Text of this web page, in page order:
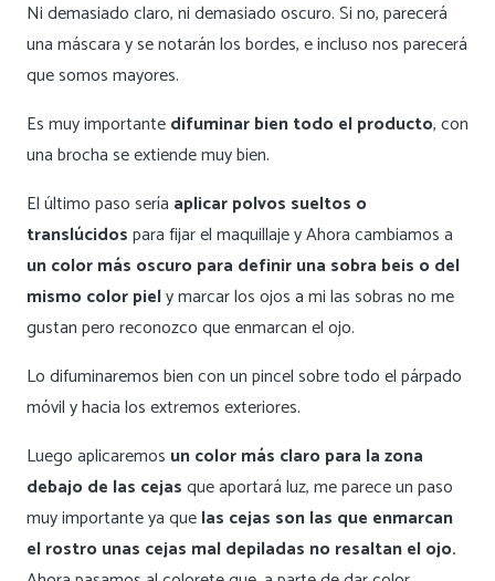
Ni demasiado claro, ni demasiado oscuro. Si no, parecerá
una máscara y se notarán los bordes, e incluso nos parecerá
que somos mayores.
Es muy importantedifuminar bien todo el producto, con
una brocha se extiende muy bien.
El último paso sería aplicar polvos sueltos o
translúcidospara fijar el maquillaje y Ahora cambiamos a
un color más oscuro para definir una sobra beis o del
mismo color piely marcar los ojos a mi las sobras no me
gustan pero reconozco que enmarcan el ojo.
Lo difuminaremos bien con un pincel sobre todo el párpado
móvil y hacia los extremos exteriores.
Luego aplicaremos un color más claro para la zona
debajo de las cejasque aportará luz, me parece un paso
muy importante ya quelas cejas son las que enmarcan
el rostro unas cejas mal depiladas no resaltan el ojo.